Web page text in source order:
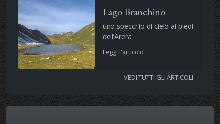
Lago Branchino
uno specchio di cielo ai piedi
dell’Arera
Leggi l'articolo
VEDI TUTTI GLI ARTICOLI